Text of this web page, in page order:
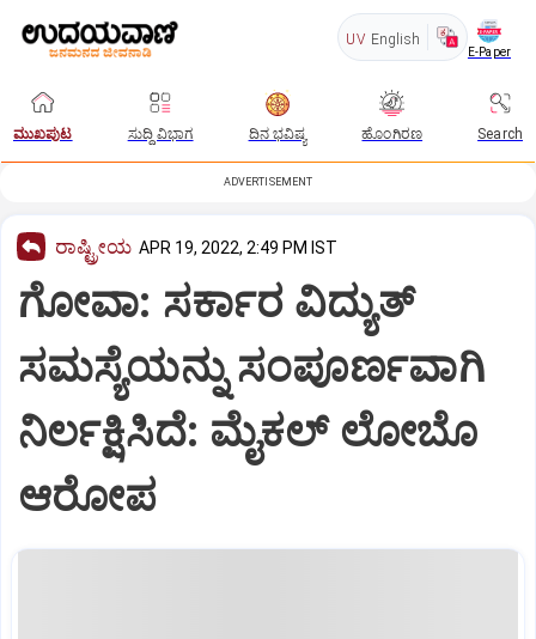
UV English
E-Paper
ಮುಖಪುಟ ಸುದ್ದಿ ವಿಭಾಗ ದಿನ ಭವಿಷ್ಯ ಹೊಂಗಿರಣ Search
ADVERTISEMENT
ರಾಷ್ಟ್ರೀಯ APR 19, 2022, 2:49 PM IST
ಗೋವಾ: ಸರ್ಕಾರ ವಿದ್ಯುತ್
ಸಮಸ್ಯೆಯನ್ನು ಸಂಪೂರ್ಣವಾಗಿ
ನಿರ್ಲಕ್ಷಿಸಿದೆ: ಮೈಕಲ್ ಲೋಬೊ
ಆರೋಪ